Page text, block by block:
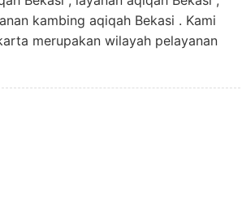
kambing aqiqah Bekasi . Kami
merupakan wilayah pelayanan